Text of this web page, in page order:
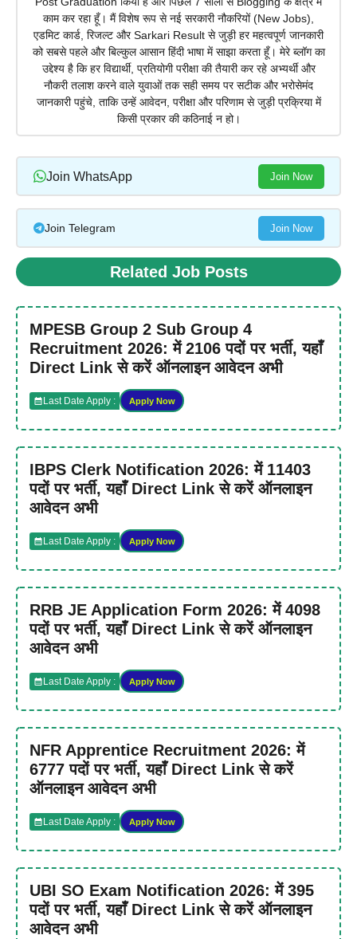
काम कर रहा हूँ। मैं विशेष रूप से नई सरकारी नौकरियों (New Jobs),
एडमिट कार्ड, रिजल्ट और Sarkari Result से जुड़ी हर महत्वपूर्ण जानकारी
को सबसे पहले और बिल्कुल आसान हिंदी भाषा में साझा करता हूँ। मेरे ब्लॉग का
उद्देश्य है कि हर विद्यार्थी, प्रतियोगी परीक्षा की तैयारी कर रहे अभ्यर्थी और
नौकरी तलाश करने वाले युवाओं तक सही समय पर सटीक और भरोसेमंद
जानकारी पहुंचे, ताकि उन्हें आवेदन, परीक्षा और परिणाम से जुड़ी प्रक्रिया में
किसी प्रकार की कठिनाई न हो।
Join WhatsApp Join Now
Join Telegram Join Now
Related Job Posts
MPESB Group 2 Sub Group 4
Recruitment 2026: में 2106 पदों पर भर्ती, यहाँ
Direct Link से करें ऑनलाइन आवेदन अभी
Last Date Apply : Apply Now
IBPS Clerk Notification 2026: में 11403
पदों पर भर्ती, यहाँ Direct Link से करें ऑनलाइन
आवेदन अभी
Last Date Apply : Apply Now
RRB JE Application Form 2026: में 4098
पदों पर भर्ती, यहाँ Direct Link से करें ऑनलाइन
आवेदन अभी
Last Date Apply : Apply Now
NFR Apprentice Recruitment 2026: में
6777 पदों पर भर्ती, यहाँ Direct Link से करें
ऑनलाइन आवेदन अभी
Last Date Apply : Apply Now
UBI SO Exam Notification 2026: में 395
पदों पर भर्ती, यहाँ Direct Link से करें ऑनलाइन
आवेदन अभी